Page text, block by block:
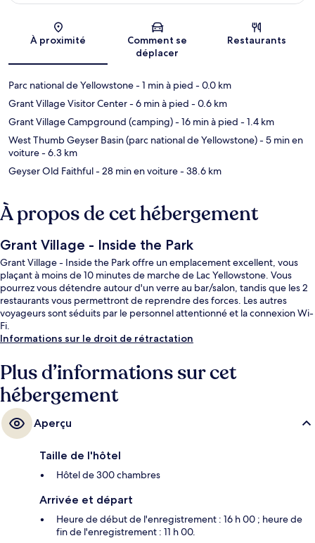
Carte
À proximité
Comment se
déplacer
Restaurants
Parc national de Yellowstone- 1 min à pied - 0.0 km
Grant Village Visitor Center- 6 min à pied - 0.6 km
Grant Village Campground (camping)- 16 min à pied - 1.4 km
West Thumb Geyser Basin (parc national de Yellowstone)- 5 min en
voiture- 6.3 km
Geyser Old Faithful- 28 min en voiture- 38.6 km
À propos de cet hébergement
Grant Village - Inside the Park
Grant Village - Inside the Park offre un emplacement excellent, vous
plaçant à moins de 10 minutes de marche de Lac Yellowstone. Vous
pourrez vous détendre autour d'un verre au bar/salon, tandis que les 2
restaurants vous permettront de reprendre des forces. Les autres
voyageurs sont séduits par le personnel attentionné et la connexion Wi-
Fi.
Informations sur le droit de rétractation
Plus d’informations sur cet
hébergement
Aperçu
Taille de l'hôtel
Hôtel de 300 chambres
Arrivée et départ
Heure de début de l'enregistrement : 16 h 00 ; heure de
fin de l'enregistrement : 11 h 00.